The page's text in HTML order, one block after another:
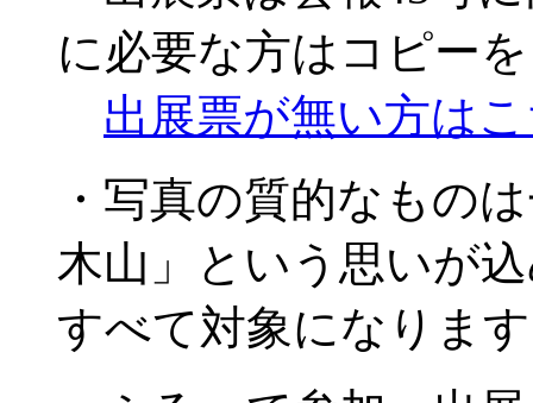
に必要な方はコピー
出展票が無い方は
・写真の質的なもの
木山」という思いが
すべて対象になりま